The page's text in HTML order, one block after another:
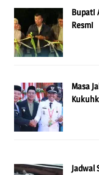
Bupati
Resmi
Masa
Jadwal